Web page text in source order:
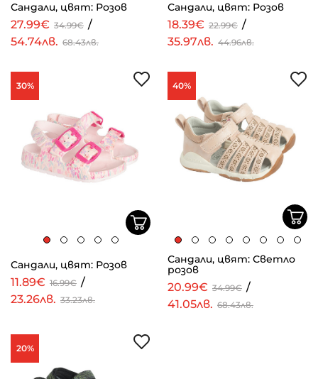
Сандали, цвят: Розов
27.99€ 34.99€ /
54.74лв. 68.43лв.
Сандали, цвят: Розов
18.39€ 22.99€ /
35.97лв. 44.96лв.
30%
Сандали, цвят: Розов
11.89€ 16.99€ /
23.26лв. 33.23лв.
40%
Сандали, цвят: Светло
розов
20.99€ 34.99€ /
41.05лв. 68.43лв.
20%